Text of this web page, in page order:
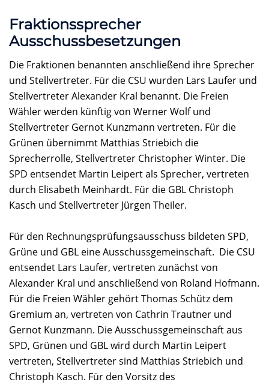
Fraktionssprecher
Ausschussbesetzungen
Die Fraktionen benannten anschließend ihre Sprecher
und Stellvertreter. Für die CSU wurden Lars Laufer und
Stellvertreter Alexander Kral benannt. Die Freien
Wähler werden künftig von Werner Wolf und
Stellvertreter Gernot Kunzmann vertreten. Für die
Grünen übernimmt Matthias Striebich die
Sprecherrolle, Stellvertreter Christopher Winter. Die
SPD entsendet Martin Leipert als Sprecher, vertreten
durch Elisabeth Meinhardt. Für die GBL Christoph
Kasch und Stellvertreter Jürgen Theiler.
Für den Rechnungsprüfungsausschuss bildeten SPD,
Grüne und GBL eine Ausschussgemeinschaft. Die CSU
entsendet Lars Laufer, vertreten zunächst von
Alexander Kral und anschließend von Roland Hofmann.
Für die Freien Wähler gehört Thomas Schütz dem
Gremium an, vertreten von Cathrin Trautner und
Gernot Kunzmann. Die Ausschussgemeinschaft aus
SPD, Grünen und GBL wird durch Martin Leipert
vertreten, Stellvertreter sind Matthias Striebich und
Christoph Kasch. Für den Vorsitz des